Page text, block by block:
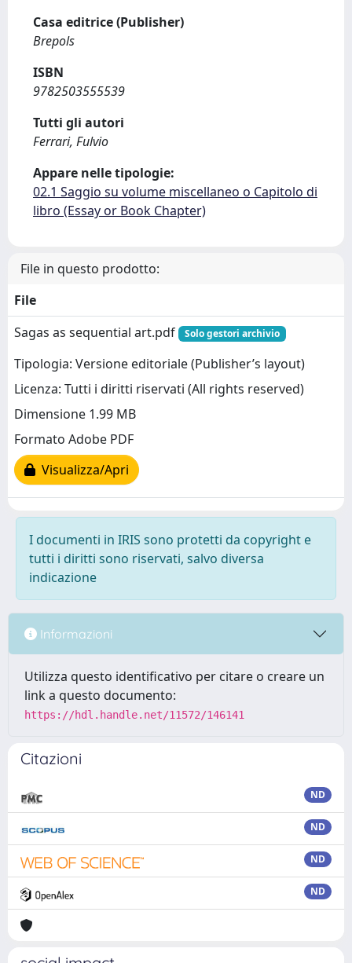
Casa editrice (Publisher)
Brepols
ISBN
9782503555539
Tutti gli autori
Ferrari, Fulvio
Appare nelle tipologie:
02.1 Saggio su volume miscellaneo o Capitolo di
libro (Essay or Book Chapter)
File in questo prodotto:
File
Sagas as sequential art.pdf
Solo gestori archivio
Tipologia: Versione editoriale (Publisher’s layout)
Licenza: Tutti i diritti riservati (All rights reserved)
Dimensione 1.99 MB
Formato Adobe PDF
Visualizza/Apri
I documenti in IRIS sono protetti da copyright e
tutti i diritti sono riservati, salvo diversa
indicazione
Informazioni
Utilizza questo identificativo per citare o creare un
link a questo documento:
https://hdl.handle.net/11572/146141
Citazioni
ND
ND
ND
ND